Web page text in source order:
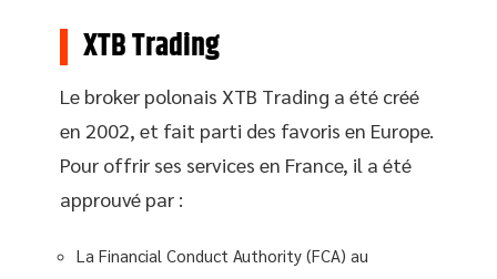
XTB Trading
Le broker polonais XTB Trading a été créé
en 2002, et fait parti des favoris en Europe.
Pour offrir ses services en France, il a été
approuvé par :
La Financial Conduct Authority (FCA) au